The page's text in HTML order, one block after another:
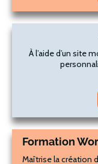
À l’aide d’un site
Formation
Maîtrise la création